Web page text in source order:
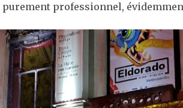
purement professionnel,